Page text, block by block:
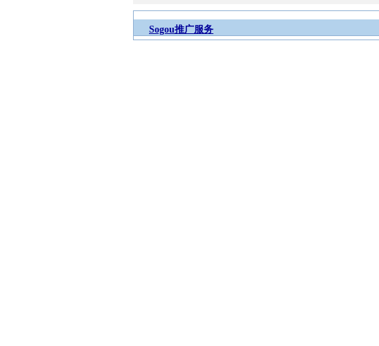
Sogou推广服务